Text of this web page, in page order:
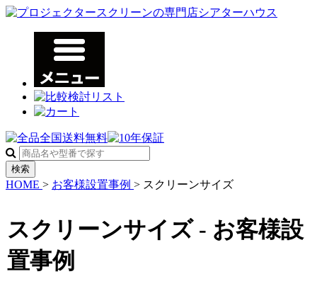
検索
HOME > お客様設置事例 > スクリーンサイズ
スクリーンサイズ - お客様設
置事例